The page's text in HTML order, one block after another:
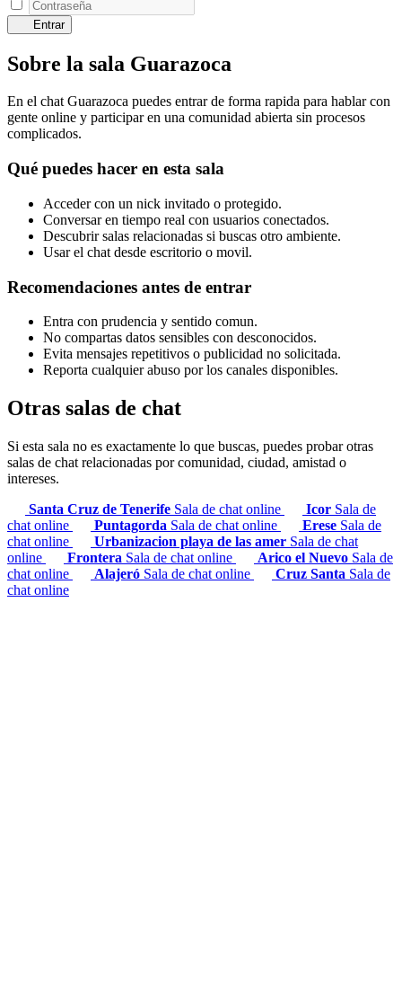
Entrar
Sobre la sala Guarazoca
En el chat Guarazoca puedes entrar de forma rapida para hablar con
gente online y participar en una comunidad abierta sin procesos
complicados.
Qué puedes hacer en esta sala
Acceder con un nick invitado o protegido.
Conversar en tiempo real con usuarios conectados.
Descubrir salas relacionadas si buscas otro ambiente.
Usar el chat desde escritorio o movil.
Recomendaciones antes de entrar
Entra con prudencia y sentido comun.
No compartas datos sensibles con desconocidos.
Evita mensajes repetitivos o publicidad no solicitada.
Reporta cualquier abuso por los canales disponibles.
Otras salas de chat
Si esta sala no es exactamente lo que buscas, puedes probar otras
salas de chat relacionadas por comunidad, ciudad, amistad o
intereses.
Santa Cruz de Tenerife Sala de chat online Icor Sala de
chat online
Puntagorda Sala de chat online Erese Sala de
chat online
Urbanizacion playa de las amer Sala de chat
online
Frontera Sala de chat online Arico el Nuevo Sala de
chat online
Alajeró Sala de chat online Cruz Santa Sala de
chat online